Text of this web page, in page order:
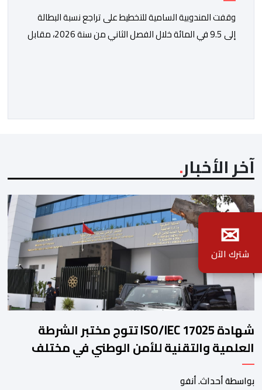
وقفت المندوبية السامية للتخطيط على تراجع نسبة البطالة
إلى 9.5 في المائة خلال الفصل الثاني من سنة 2026، مقابل
آخر الأخبار
شهادة ISO/IEC 17025 تتوج مختبر الشرطة
العلمية والتقنية للأمن الوطني في مختلف
الخبرات الجنائية
بواسطة أحداث. أنفو
✉
شترك الآن